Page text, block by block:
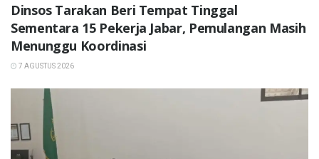
Dinsos Tarakan Beri Tempat Tinggal
Sementara 15 Pekerja Jabar, Pemulangan Masih
Menunggu Koordinasi
7 AGUSTUS 2026